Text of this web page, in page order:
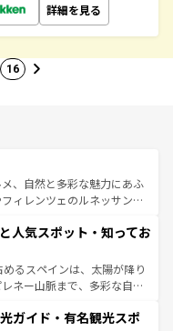
詳細を見る
16
、自然と多彩な魅力にあふ
ィレンツェのルネッサンス
風景やアマルフィ海岸の絶
。観光の合間には、本場の
リア料理を堪能することも
まで、すべての瞬間を楽し
コンテンツ一覧を参照してほ
人気スポット・知ってお
るスペインは、太陽が降り
ネー山脈まで、多彩な自然
的なフラメンコ、熱気あふ
ガイド・有名観光スポ